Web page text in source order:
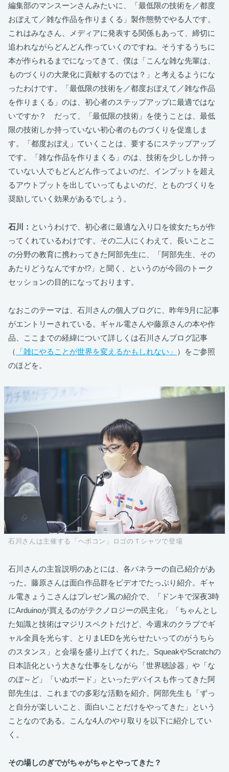
編集部のマンスーンさんみたいに、「最低限の技術を／都度
おぼえて／雑な作品を作りまくる」製作態勢でやる人です。
これはみなさん、メディアに発表する関係もあって、締切に
追われながらどんどん作っていくのですね。そうするうちに
本が作られるまでになってきて、僕は「こんな雑な先輩は、
ものづくりの大衆化に貢献するのでは？」と考えるようにな
ったわけです。「最低限の技術を／都度おぼえて／雑な作品
を作りまくる」のは、初心者のステップアップに最適ではな
いですか？ だって、「最低限の技術」を使うことは、最低
限の技術しか持っていない初心者のものづくりを促進しま
す。「都度おぼえ」ていくことは、要するにステップアップ
です。「雑な作品を作りまくる」のは、技術を少ししか持っ
ていない人でもどんどん作ってよいのだ、インプットを超え
るアウトプットを出していってもよいのだ、とものづくりを
奨励していく効果があるでしょう。
石川： というわけで、初心者に最適な入り口を彼女たちが作
ってくれているわけです。その二人にくわえて、長いことこ
の分野の教育に携わってきた阿部先生に、「阿部先生、その
あたりどうなんですか!?」と聞く、というのが今回のトーク
セッションの目的になっております。
なおこのテーマは、石川さんの個人ブログに、昨年9月に記事
がエントリーされている。ギャル電さんや藤原さんの本や作
品、ここまでの経緯について詳しくは石川さんブログ記事
（
「雑にやることが世界を変えるかもしれない」
）をご参照
のほどを。
石川さんは主催する「ヘボコン」ロゴのＴシャツで登場
石川さんの主旨説明のあとには、各パネラーの自己紹介があ
った。藤原さんは面白作品群をビデオでたっぷり紹介。ギャ
ル電きょうこさんはプレゼン風の紹介で、「ドンキで深夜3時
にArduinoが買えるのがテクノロジーの民主化」「ちゃんとし
た知識と技術はマジリスペクトだけど、今週末のクラブでギ
ャル全員を光らす、とりまLEDを光らせたいってのがうちら
のスタンス」と会場を盛り上げてくれた。SqueakやScratchの
日本語化という大きな仕事をしながら「世界聴診器」や「な
のぼ～ど」「いぬボード」といったデバイスも作ってきた阿
部先生は、これまでの多彩な活動を紹介。阿部先生も「ずっ
と自分が楽しいこと、面白いことだけをやってきた」という
ことなのである。こんな4人のやり取りを以下に紹介してい
く。
その場しのぎでがちゃがちゃとやってきた？